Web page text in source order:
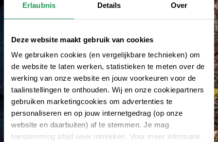
Erlaubnis Details Over
Deze website maakt gebruik van cookies
We gebruiken cookies (en vergelijkbare technieken) om
de website te laten werken, statistieken te meten over de
werking van onze website en jouw voorkeuren voor de
taalinstellingen te onthouden. Wij en onze cookiepartners
gebruiken marketingcookies om advertenties te
personaliseren en op jouw internetgedrag (op onze
website en daarbuiten) af te stemmen. Je mag
toestemming altijd weer intrekken. Voor meer informatie